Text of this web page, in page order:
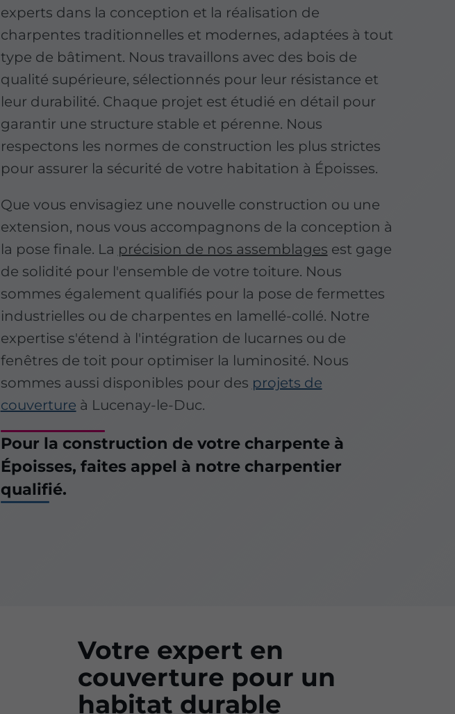
experts dans la conception et la réalisation de
charpentes traditionnelles et modernes, adaptées à tout
type de bâtiment. Nous travaillons avec des bois de
qualité supérieure, sélectionnés pour leur résistance et
leur durabilité. Chaque projet est étudié en détail pour
garantir une structure stable et pérenne. Nous
respectons les normes de construction les plus strictes
pour assurer la sécurité de votre habitation à Époisses.
Que vous envisagiez une nouvelle construction ou une
extension, nous vous accompagnons de la conception à
la pose finale. La précision de nos assemblages est gage
de solidité pour l'ensemble de votre toiture. Nous
sommes également qualifiés pour la pose de fermettes
industrielles ou de charpentes en lamellé-collé. Notre
expertise s'étend à l'intégration de lucarnes ou de
fenêtres de toit pour optimiser la luminosité. Nous
sommes aussi disponibles pour des projets de
couverture à Lucenay-le-Duc.
Pour la construction de votre charpente à
Époisses, faites appel à notre charpentier
qualifié.
Votre expert en
couverture pour un
habitat durable